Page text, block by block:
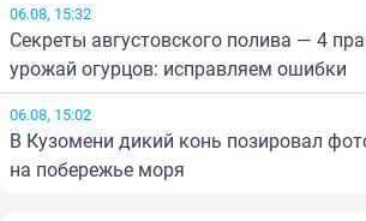
06.08, 15:32
Секреты августовского полива — 4
урожай огурцов: исправляем ошибки
06.08, 15:02
В Кузомени дикий конь позировал
на побережье моря